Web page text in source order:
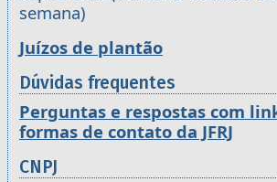
semana)
Juízos de plantão
Dúvidas frequentes
Perguntas e respostas com
formas de contato da JFRJ
CNPJ